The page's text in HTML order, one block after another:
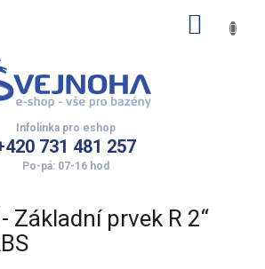
731 481 257
Základní prvek R 2“